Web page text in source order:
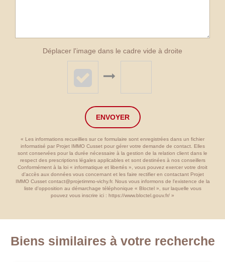
Déplacer l'image dans le cadre vide à droite
ENVOYER
« Les informations recueillies sur ce formulaire sont enregistrées dans un fichier
informatisé par Projet IMMO Cusset pour gérer votre demande de contact. Elles
sont conservées pour la durée nécessaire à la gestion de la relation client dans le
respect des prescriptions légales applicables et sont destinées à nos conseillers
Conformément à la loi « informatique et libertés », vous pouvez exercer votre droit
d'accès aux données vous concernant et les faire rectifier en contactant Projet
IMMO Cusset contact@projetimmo-vichy.fr. Nous vous informons de l'existence de la
liste d'opposition au démarchage téléphonique « Bloctel », sur laquelle vous
pouvez vous inscrire ici : https://www.bloctel.gouv.fr/ »
Biens similaires à votre recherche